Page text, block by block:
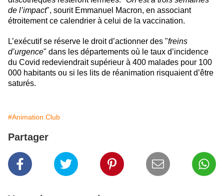
de l’impact", sourit Emmanuel Macron, en associant
étroitement ce calendrier à celui de la vaccination.
L’exécutif se réserve le droit d’actionner des "freins
d’urgence" dans les départements où le taux d’incidence
du Covid redeviendrait supérieur à 400 malades pour 100
000 habitants ou si les lits de réanimation risquaient d’être
saturés.
#Animation Club
Partager